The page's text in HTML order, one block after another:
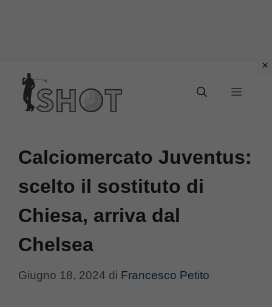
contenuto
Menu
Calciomercato Juventus:
scelto il sostituto di
Chiesa, arriva dal
Chelsea
Giugno 18, 2024 di Francesco Petito